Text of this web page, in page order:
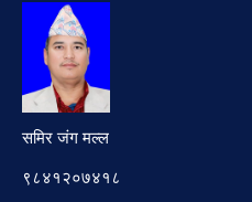
समिर जंग मल्ल
९८४१२०७४१८